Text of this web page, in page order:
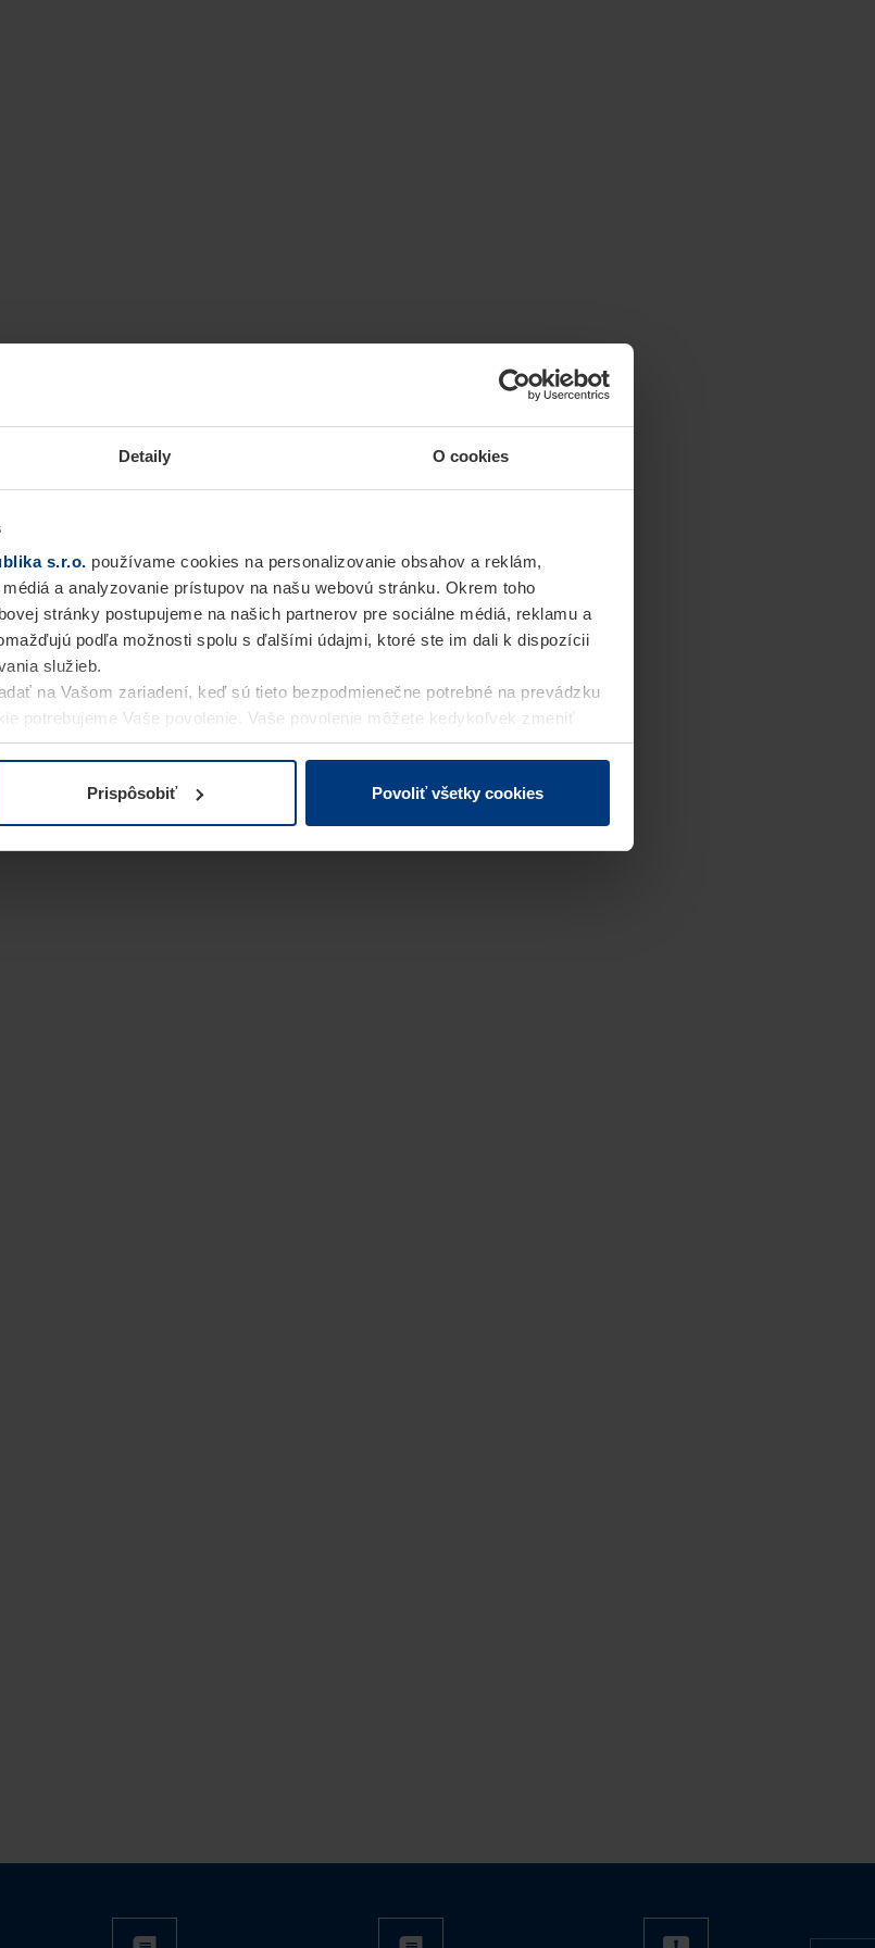
Detaily O cookies
s.r.o. používame cookies na personalizovanie obsahov a reklám,
a analyzovanie prístupov na našu webovú stránku. Okrem toho
stránky postupujeme na našich partnerov pre sociálne médiá, reklamu a
podľa možnosti spolu s ďalšími údajmi, ktoré ste im dali k dispozícii
služieb.
na Vašom zariadení, keď sú tieto bezpodmienečne potrebné na prevádzku
potrebujeme Vaše povolenie. Vaše povolenie môžete kedykoľvek zmeniť
Vyhlásenie o ochrane osobných údajovnašej webovej stránky.
Prispôsobiť Povoliť všetky cookies